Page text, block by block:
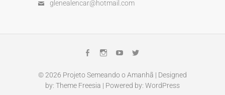
glenealencar@hotmail.com
Facebook
Instagram
YoutubeTwitter
© 2026 Projeto Semeando o Amanhã | Designed
by: Theme Freesia | Powered by: WordPress